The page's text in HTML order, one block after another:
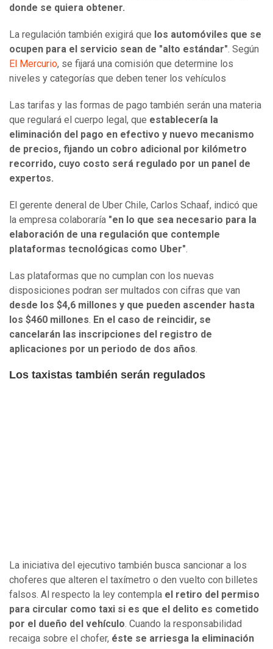
donde se quiera obtener.
La regulación también exigirá que los automóviles que se
ocupen para el servicio sean de "alto estándar". Según
El Mercurio, se fijará una comisión que determine los
niveles y categorías que deben tener los vehículos
Las tarifas y las formas de pago también serán una materia
que regulará el cuerpo legal, que establecería la
eliminación del pago en efectivo y nuevo mecanismo
de precios, fijando un cobro adicional por kilómetro
recorrido, cuyo costo será regulado por un panel de
expertos.
El gerente deneral de Uber Chile, Carlos Schaaf, indicó que
la empresa colaboraría "en lo que sea necesario para la
elaboración de una regulación que contemple
plataformas tecnológicas como Uber".
Las plataformas que no cumplan con los nuevas
disposiciones podran ser multados con cifras que van
desde los $4,6 millones y que pueden ascender hasta
los $460 millones. En el caso de reincidir, se
cancelarán las inscripciones del registro de
aplicaciones por un periodo de dos años.
Los taxistas también serán regulados
La iniciativa del ejecutivo también busca sancionar a los
choferes que alteren el taxímetro o den vuelto con billetes
falsos. Al respecto la ley contempla el retiro del permiso
para circular como taxi si es que el delito es cometido
por el dueño del vehículo. Cuando la responsabilidad
recaiga sobre el chofer, éste se arriesga la eliminación